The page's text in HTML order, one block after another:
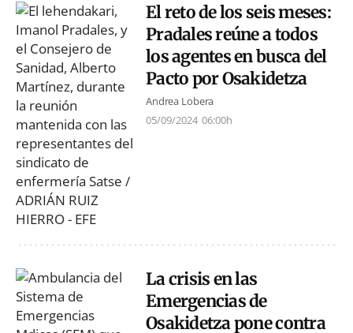
El reto de los seis meses:
Pradales reúne a todos
los agentes en busca del
Pacto por Osakidetza
Andrea Lobera
05/09/2024 06:00h
La crisis en las
Emergencias de
Osakidetza pone contra